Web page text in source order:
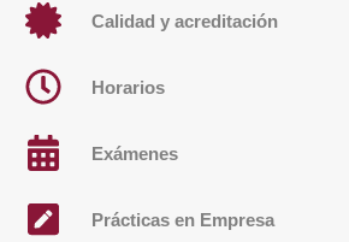
Calidad y acreditación
Horarios
Exámenes
Prácticas en Empresa